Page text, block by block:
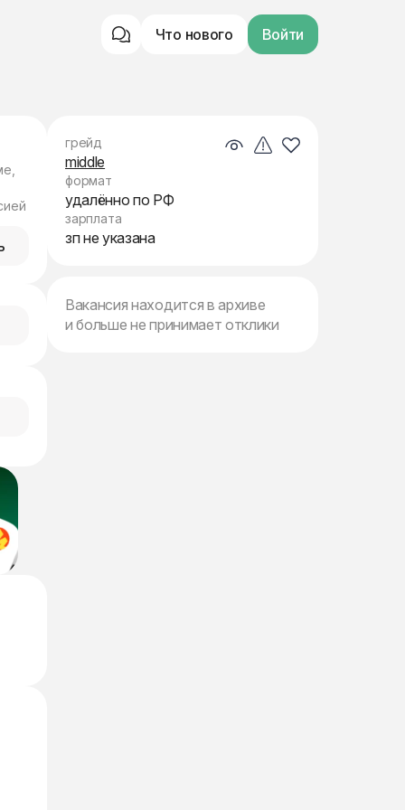
Что нового Войти
грейд
middle
формат
удалённо по РФ
зарплата
зп не указана
Вакансия находится в архиве
и больше не принимает отклики